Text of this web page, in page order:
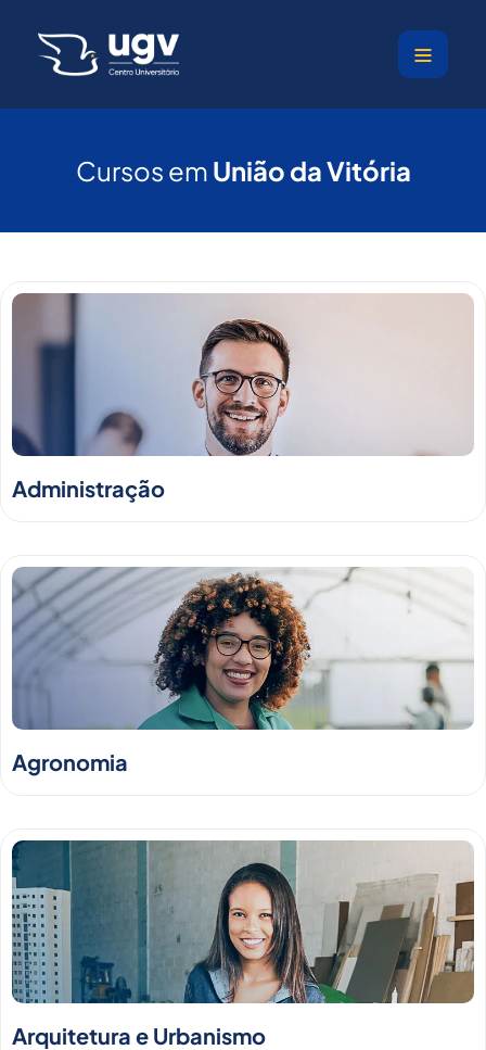
Cursos em União da Vitória
Administração
Agronomia
Arquitetura e Urbanismo